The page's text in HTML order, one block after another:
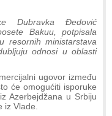
Dubravka Đedović
Bakuu, potpisala
resornih ministarstava
odnosi u oblasti
ugovor između
će omogućiti isporuke
Azerbejdžana u Srbiju
Vlade.